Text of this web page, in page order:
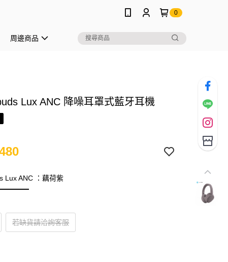
0
周邊商品
Lux ANC 降噪耳罩式藍牙耳機
Lux ANC ：藕荷紫
若缺貨請洽詢客服